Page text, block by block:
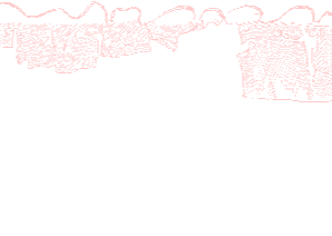
secOrdre2Sem
Ordre2 : signification
secSaiDate
Saisie : date
secSaiNom
Saisie : nom
Saisie : remarques